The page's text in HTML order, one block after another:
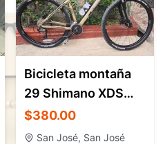
Bicicleta montaña
29 Shimano XDS
Sundance en venta
Costa Rica
$380.00
San José, San José